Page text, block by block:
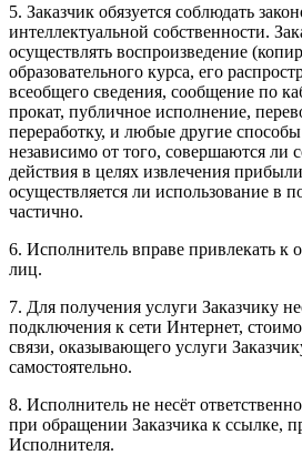
5. Заказчик обязуется соблюдать
интеллектуальной собственности.
осуществлять воспроизведение
образовательного курса, его
всеобщего сведения, сообщение по
прокат, публичное исполнение,
переработку, и любые другие
независимо от того, совершаются ли
действия в целях извлечения
осуществляется ли использование в
частично.
6. Исполнитель вправе привлекать к
лиц.
7. Для получения услуги Заказчику
подключения к сети Интернет,
связи, оказывающего услуги
самостоятельно.
8. Исполнитель не несёт
при обращении Заказчика к ссылке,
Исполнителя.